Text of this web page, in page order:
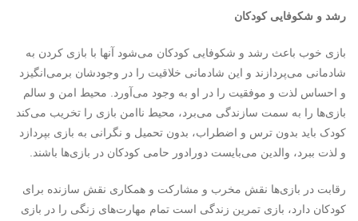
رشد و شکوفایی کودکان
بازی خوب باعث رشد و شکوفایی کودکان می‌شود آنها با بازی کردن به
شادمانی می‌پردازند و این شادمانی خلاقیت را در وجودشان برمی‌انگیزد
و احساس لذت و موفقیت را در او به وجود می‌آورد. محیط امن و سالم
بازی‌ها را به سمت سازندگی می‌برد، محیط ناامن بازی را تخریب می‌کند
کودک باید بدون ترس و اضطراب، بدون تحمیل و نگرانی به بازی بپردازد
و لذت ببرد، والدین می‌بایست دورادور حامی کودکان در بازی‌ها باشند.
رقابت در بازی‌ها نقش مخرب و مشارکت و همکاری نقش سازنده برای
کودکان دارد، بازی تمرین زندگی است تمام مهارت‌های زنگی را در بازی